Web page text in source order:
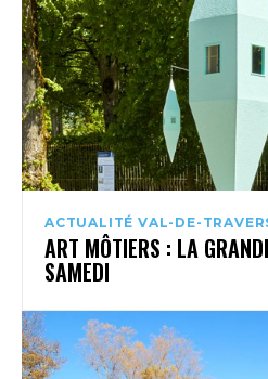
ACTUALITÉ VAL-DE-
ART MÔTIERS : LA
SAMEDI